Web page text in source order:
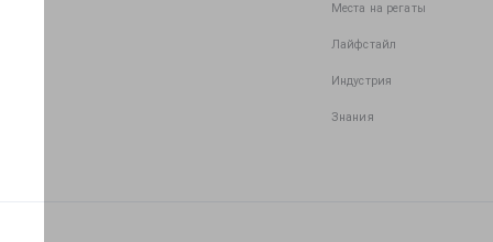
Места на регаты
Лайфстайл
Индустрия
Знания